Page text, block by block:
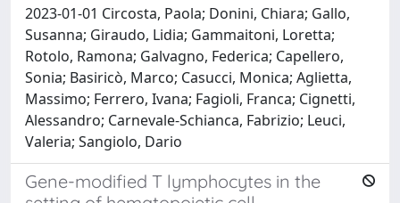
2023-01-01 Circosta, Paola; Donini, Chiara; Gallo,
Susanna; Giraudo, Lidia; Gammaitoni, Loretta;
Rotolo, Ramona; Galvagno, Federica; Capellero,
Sonia; Basiricò, Marco; Casucci, Monica; Aglietta,
Massimo; Ferrero, Ivana; Fagioli, Franca; Cignetti,
Alessandro; Carnevale-Schianca, Fabrizio; Leuci,
Valeria; Sangiolo, Dario
Gene-modified T lymphocytes in the